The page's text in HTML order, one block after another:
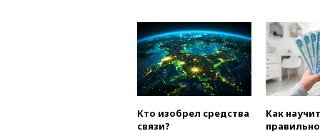
Кто изобрел средства
связи?
Как
правильно